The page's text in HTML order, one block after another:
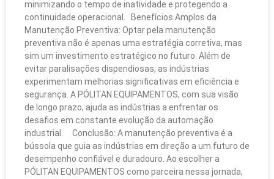
minimizando o tempo de inatividade e protegendo a
continuidade operacional. Benefícios Amplos da
Manutenção Preventiva: Optar pela manutenção
preventiva não é apenas uma estratégia corretiva, mas
sim um investimento estratégico no futuro. Além de
evitar paralisações dispendiosas, as indústrias
experimentam melhorias significativas em eficiência e
segurança. A PÓLITAN EQUIPAMENTOS, com sua visão
de longo prazo, ajuda as indústrias a enfrentar os
desafios em constante evolução da automação
industrial. Conclusão: A manutenção preventiva é a
bússola que guia as indústrias em direção a um futuro de
desempenho confiável e duradouro. Ao escolher a
PÓLITAN EQUIPAMENTOS como parceira nessa jornada,